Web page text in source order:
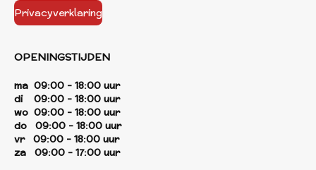
Privacyverklaring
OPENINGSTIJDEN
ma 09:00 - 18:00 uur
di 09:00 - 18:00 uur
wo 09:00 - 18:00 uur
do 09:00 - 18:00 uur
vr 09:00 - 18:00 uur
za 09:00 - 17:00 uur